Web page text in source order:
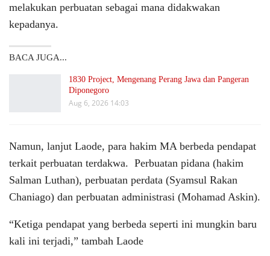
melakukan perbuatan sebagai mana didakwakan
kepadanya.
BACA JUGA...
1830 Project, Mengenang Perang Jawa dan Pangeran
Diponegoro
Aug 6, 2026 14:03
Namun, lanjut Laode, para hakim MA berbeda pendapat
terkait perbuatan terdakwa. Perbuatan pidana (hakim
Salman Luthan), perbuatan perdata (Syamsul Rakan
Chaniago) dan perbuatan administrasi (Mohamad Askin).
“Ketiga pendapat yang berbeda seperti ini mungkin baru
kali ini terjadi,” tambah Laode